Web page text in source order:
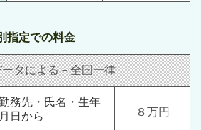
指定での料金
タによる－全国一律
務先・氏名・生年
月日から
８万円